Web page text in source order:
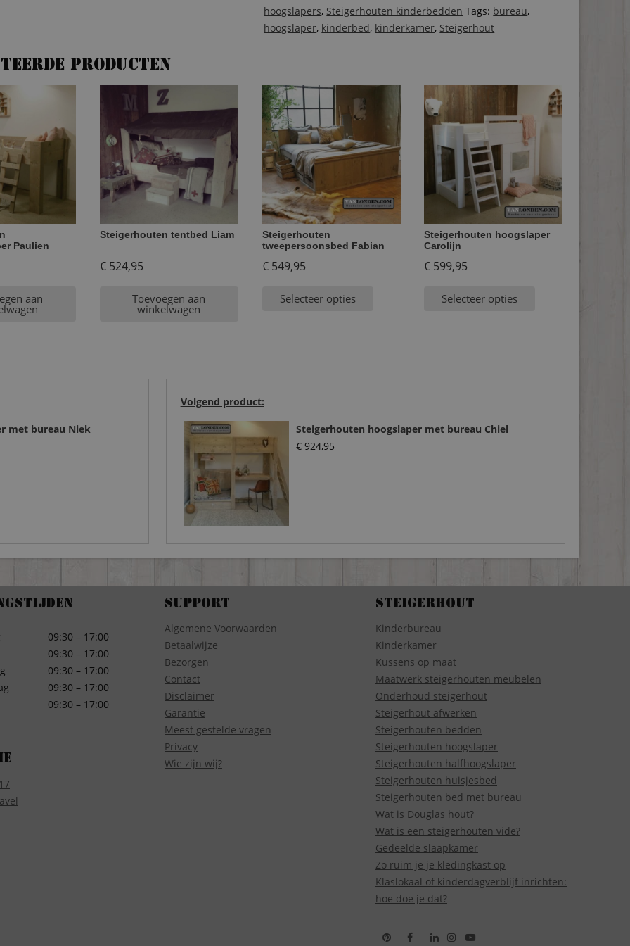
aantal
hoogslapers, Steigerhouten kinderbedden Tags: bureau,
hoogslaper, kinderbed, kinderkamer, Steigerhout
producten
Paulien
aan
Steigerhouten tentbed Liam
€524,95
Toevoegen aan
winkelwagen
Steigerhouten
tweepersoonsbed Fabian
€549,95
Selecteer opties
Steigerhouten hoogslaper
Carolijn
€ 599,95
Selecteer opties
Volgend product:
Steigerhouten hoogslaper met bureau Chiel
€924,95
met bureau Niek
09:30 – 17:00
09:30 – 17:00
09:30 – 17:00
09:30 – 17:00
09:30 – 17:00
Support
Algemene Voorwaarden
Betaalwijze
Bezorgen
Contact
Disclaimer
Garantie
Meest gestelde vragen
Privacy
Wie zijn wij?
Steigerhout
Kinderbureau
Kinderkamer
Kussens op maat
Maatwerk steigerhouten meubelen
Onderhoud steigerhout
Steigerhout afwerken
Steigerhouten bedden
Steigerhouten hoogslaper
Steigerhouten halfhoogslaper
Steigerhouten huisjesbed
Steigerhouten bed met bureau
Wat is Douglas hout?
Wat is een steigerhouten vide?
Gedeelde slaapkamer
Zo ruim je je kledingkast op
Klaslokaal of kinderdagverblijf inrichten:
hoe doe je dat?